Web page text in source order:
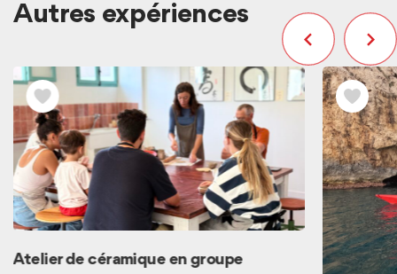
Autres expériences
Atelier de céramique en groupe